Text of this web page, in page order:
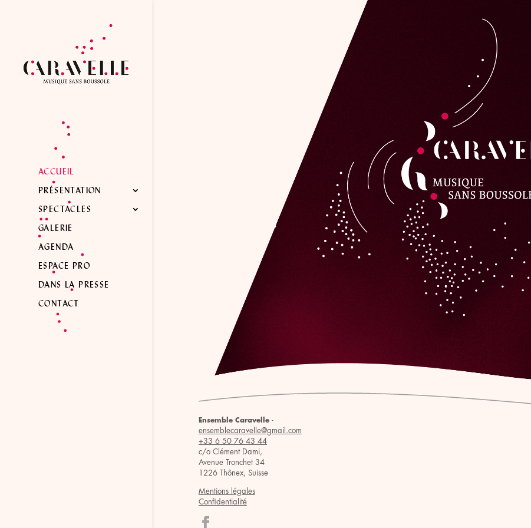
ACCUEIL
PRÉSENTATION
SPECTACLES
GALERIE
AGENDA
ESPACE PRO
DANS LA PRESSE
CONTACT
Ensemble Caravelle-
ensemblecaravelle@gmail.com
+33 6 50 76 43 44
c/o Clément Dami,
Avenue Tronchet 34
1226 Thônex, Suisse
Mentions légales
Confidentialité